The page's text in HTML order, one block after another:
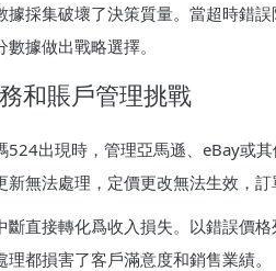
據採集破壞了決策質量。當超時錯
據做出戰略選擇。
和賬戶管理挑戰
524出現時，管理亞馬遜、eBay或
新無法處理，定價更改無法生效，
斷直接轉化爲收入損失。以錯誤價
理都損害了客戶滿意度和銷售業績。